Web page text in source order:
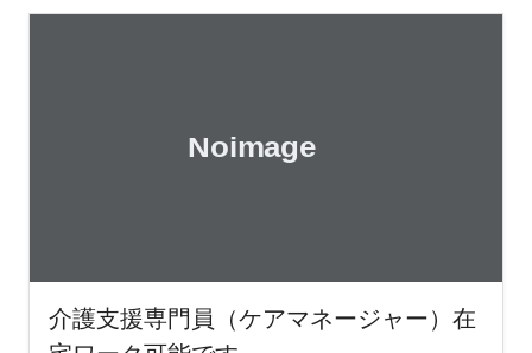
介護支援専門員（ケアマネージャー）在